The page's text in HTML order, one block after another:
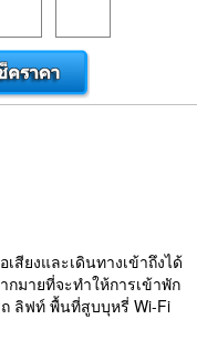
ยงและเดินทางเข้าถึงได้
มายที่จะทำให้การเข้าพัก
ลิฟท์ พื้นที่สูบบุหรี่ Wi-Fi